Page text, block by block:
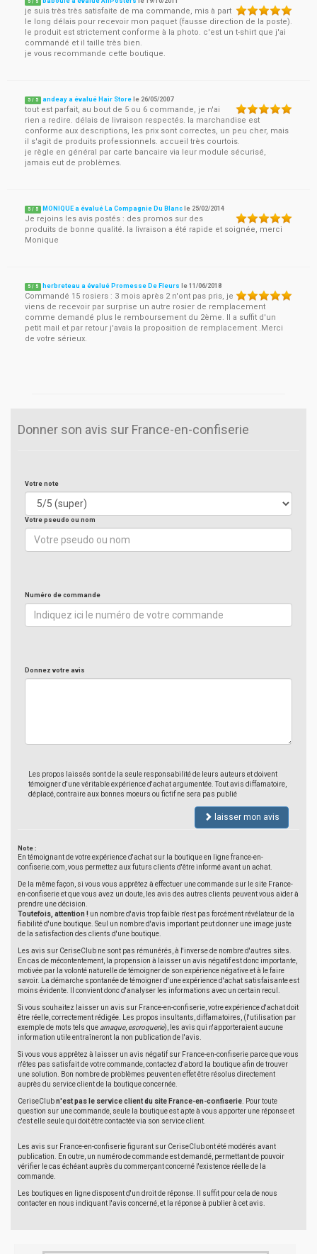
5 / 5
je suis très très satisfaite de ma commande, mis à part
le long délais pour recevoir mon paquet (fausse direction de la poste).
le produit est strictement conforme à la photo. c'est un t-shirt que j'ai
commandé et il taille très bien.
je vous recommande cette boutique.
5 / 5 andeay a évalué Hair Store le 26/05/2007
tout est parfait, au bout de 5 ou 6 commande, je n'ai
rien a redire. délais de livraison respectés. la marchandise est
conforme aux descriptions, les prix sont correctes, un peu cher, mais
il s'agit de produits professionnels. accueil très courtois.
je règle en général par carte bancaire via leur module sécurisé,
jamais eut de problèmes.
5 / 5 MONIQUE a évalué La Compagnie Du Blanc le 25/02/2014
Je rejoins les avis postés : des promos sur des
produits de bonne qualité. la livraison a été rapide et soignée, merci
Monique
5 / 5 herbreteau a évalué Promesse De Fleurs le11/06/2018
Commandé 15 rosiers : 3 mois après 2 n'ont pas pris, je
viens de recevoir par surprise un autre rosier de remplacement
comme demandé plus le remboursement du 2ème. Il a suffit d'un
petit mail et par retour j'avais la proposition de remplacement .Merci
de votre sérieux.
Donner son avis sur France-en-confiserie
Votre note
Votre pseudo ou nom
Numéro de commande
Donnez votre avis
Les propos laissés sont de la seule responsabilité de leurs auteurs et doivent
témoigner d'une véritable expérience d'achat argumentée. Tout avis diffamatoire,
déplacé, contraire aux bonnes moeurs ou fictif ne sera pas publié
laisser mon avis
Note :
En témoignant de votre expérience d'achat sur la boutique en ligne france-en-
confiserie.com, vous permettez aux futurs clients d'être informé avant un achat.
De la même façon, si vous vous apprêtez à effectuer une commande sur le site France-
en-confiserie et que vous avez un doute, les avis des autres clients peuvent vous aider à
prendre une décision.
Toutefois, attention ! un nombre d'avis trop faible n'est pas forcément révélateur de la
fiabilité d'une boutique. Seul un nombre d'avis important peut donner une image juste
de la satisfaction des clients d'une boutique.
Les avis sur CeriseClub ne sont pas rémunérés, à l'inverse de nombre d'autres sites.
En cas de mécontentement, la propension à laisser un avis négatif est donc importante,
motivée par la volonté naturelle de témoigner de son expérience négative et à le faire
savoir. La démarche spontanée de témoigner d'une expérience d'achat satisfaisante est
moins évidente. Il convient donc d'analyser les informations avec un certain recul.
Si vous souhaitez laisser un avis sur France-en-confiserie, votre expérience d'achat doit
être réelle, correctement rédigée. Les propos insultants, diffamatoires, (l'utilisation par
exemple de mots tels que arnaque, escroquerie), les avis qui n'apporteraient aucune
information utile entraîneront la non publication de l'avis.
Si vous vous apprêtez à laisser un avis négatif sur France-en-confiserie parce que vous
n'êtes pas satisfait de votre commande, contactez d'abord la boutique afin de trouver
une solution. Bon nombre de problèmes peuvent en effet être résolus directement
auprès du service client de la boutique concernée.
CeriseClubn'est pas le service client du site France-en-confiserie . Pour toute
question sur une commande, seule la boutique est apte à vous apporter une réponse et
c'est elle seule qui doit être contactée via son service client.
Les avis sur France-en-confiserie figurant sur CeriseClub ont été modérés avant
publication. En outre, un numéro de commande est demandé, permettant de pouvoir
vérifier le cas échéant auprès du commerçant concerné l'existence réelle de la
commande.
Les boutiques en ligne disposent d'un droit de réponse. Il suffit pour cela de nous
contacter en nous indiquant l'avis concerné, et la réponse à publier à cet avis.